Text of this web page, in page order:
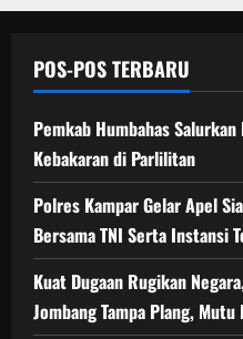
POS-POS TERBARU
Pemkab Humbahas
Kebakaran di Parlilitan
Polres Kampar Gelar Apel
Bersama TNI Serta Instansi
Kuat Dugaan Rugikan
Jombang Tampa Plang,